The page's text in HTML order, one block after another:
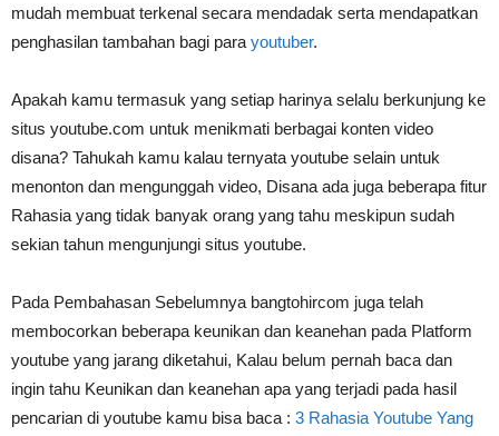
mudah membuat terkenal secara mendadak serta mendapatkan
penghasilan tambahan bagi para youtuber.
Apakah kamu termasuk yang setiap harinya selalu berkunjung ke
situs youtube.com untuk menikmati berbagai konten video
disana? Tahukah kamu kalau ternyata youtube selain untuk
menonton dan mengunggah video, Disana ada juga beberapa fitur
Rahasia yang tidak banyak orang yang tahu meskipun sudah
sekian tahun mengunjungi situs youtube.
Pada Pembahasan Sebelumnya bangtohircom juga telah
membocorkan beberapa keunikan dan keanehan pada Platform
youtube yang jarang diketahui, Kalau belum pernah baca dan
ingin tahu Keunikan dan keanehan apa yang terjadi pada hasil
pencarian di youtube kamu bisa baca : 3 Rahasia Youtube Yang